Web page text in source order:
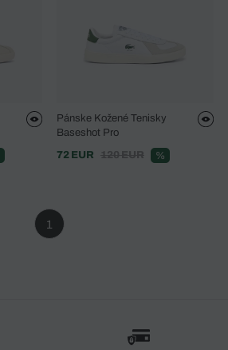
Pánske Kožené Tenisky
Baseshot Pro
72 EUR
120 EUR %
1